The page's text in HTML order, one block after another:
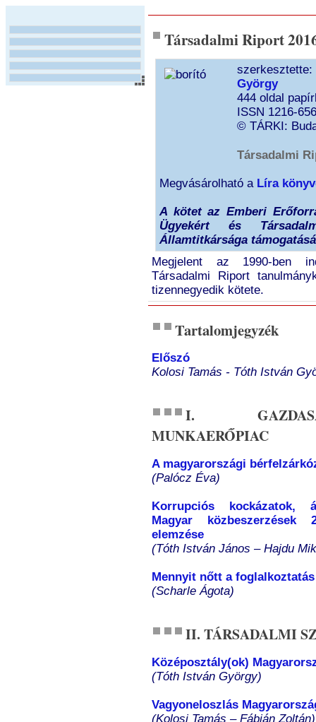
Társadalmi Riport
György
444 oldal
ISSN 1216-
© TÁRKI:
Társadalmi
Megvásárolható a Líra
A kötet az Emberi
Ügyekért és
Államtitkársága
Megjelent az 1990-ben
Társadalmi Riport
tizennegyedik kötete.
Tartalomjegyzék
Előszó
Kolosi Tamás - Tóth István
I.
MUNKAERŐPIAC
A magyarországi
(Palócz Éva)
Korrupciós kockázatok,
Magyar közbeszerzések
elemzése
(Tóth István János – Hajdu
Mennyit nőtt a
(Scharle Ágota)
II. TÁRSADALMI
Középosztály(ok)
(Tóth István György)
Vagyoneloszlás
(Kolosi Tamás – Fábián Zoltán)